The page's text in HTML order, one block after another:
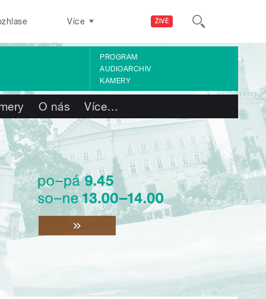
ŽIVĚ
Více
PROGRAM
AUDIOARCHIV
KAMERY
O nás Více…